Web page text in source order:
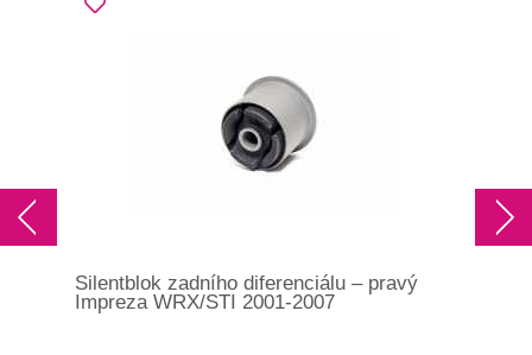
Silentblok zadního diferenciálu – pravý
Impreza WRX/STI 2001-2007